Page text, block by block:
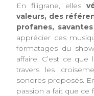
En filigrane, elles
valeurs, des
profanes,
apprécier ces
formatages du
affaire. C’est ce que
travers les
sonores proposés.
passion a fait que ce